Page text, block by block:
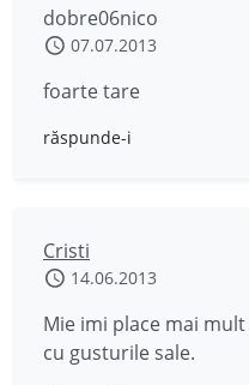
dobre06nico
07.07.2013
foarte tare
răspunde-i
Cristi
14.06.2013
Mie imi place mai
cu gusturile sale.